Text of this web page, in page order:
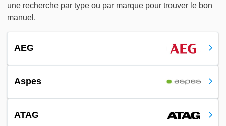
une recherche par type ou par marque pour trouver le bon
manuel.
AEG
Aspes
ATAG